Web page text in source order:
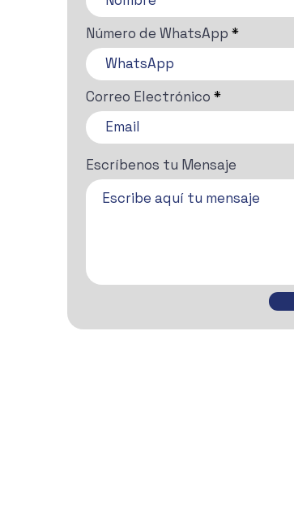
Número de WhatsApp
Correo Electrónico
Escríbenos tu Mensaje